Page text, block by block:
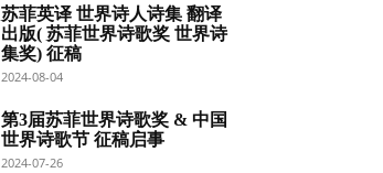
苏菲英译 世界诗人诗集 翻译
出版( 苏菲世界诗歌奖 世界诗
集奖) 征稿
2024-08-04
第3届苏菲世界诗歌奖 & 中国
世界诗歌节 征稿启事
2024-07-26